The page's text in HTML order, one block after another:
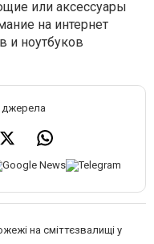
или аксессуары
на интернет
и ноутбуков
джерела
на сміттєзвалищі у